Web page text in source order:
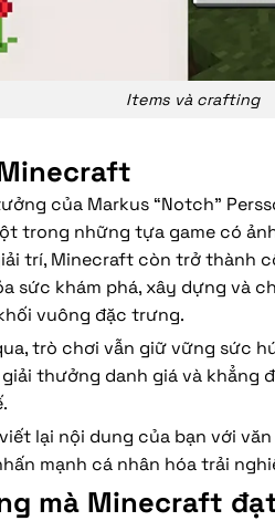
Items và crafting
của Markus “Notch”
trong những tựa game có
trí, Minecraft còn trở thành
sức khám phá, xây dựng và
vuông đặc trưng.
trò chơi vẫn giữ vững sức
thưởng danh giá và khẳng
lại nội dung của bạn với
mạnh cá nhân hóa trải
mà Minecraft